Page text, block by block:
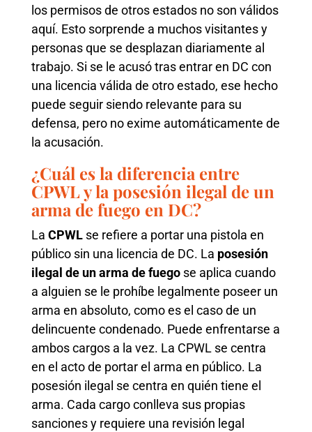
los permisos de otros estados no son válidos
aquí. Esto sorprende a muchos visitantes y
personas que se desplazan diariamente al
trabajo. Si se le acusó tras entrar en DC con
una licencia válida de otro estado, ese hecho
puede seguir siendo relevante para su
defensa, pero no exime automáticamente de
la acusación.
¿Cuál es la diferencia entre
CPWL y la posesión ilegal de un
arma de fuego en DC?
La CPWL se refiere a portar una pistola en
público sin una licencia de DC. La posesión
ilegal de un arma de fuego se aplica cuando
a alguien se le prohíbe legalmente poseer un
arma en absoluto, como es el caso de un
delincuente condenado. Puede enfrentarse a
ambos cargos a la vez. La CPWL se centra
en el acto de portar el arma en público. La
posesión ilegal se centra en quién tiene el
arma. Cada cargo conlleva sus propias
sanciones y requiere una revisión legal